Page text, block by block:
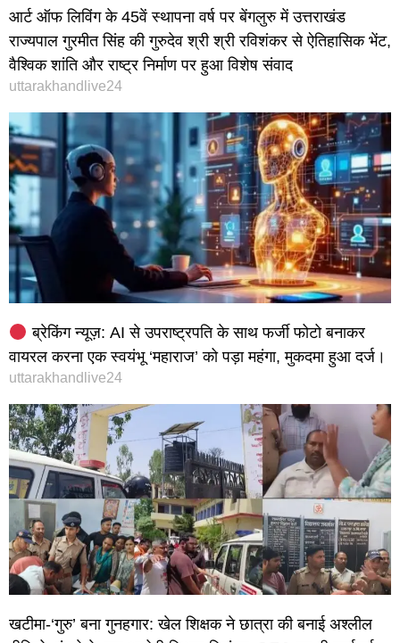
आर्ट ऑफ लिविंग के 45वें स्थापना वर्ष पर बेंगलुरु में उत्तराखंड
राज्यपाल गुरमीत सिंह की गुरुदेव श्री श्री रविशंकर से ऐतिहासिक भेंट,
वैश्विक शांति और राष्ट्र निर्माण पर हुआ विशेष संवाद
uttarakhandlive24
ब्रेकिंग न्यूज़: AI से उपराष्ट्रपति के साथ फर्जी फोटो बनाकर
वायरल करना एक स्वयंभू ‘महाराज’ को पड़ा महंगा, मुकदमा हुआ दर्ज।
uttarakhandlive24
खटीमा-‘गुरु’ बना गुनहगार: खेल शिक्षक ने छात्रा की बनाई अश्लील